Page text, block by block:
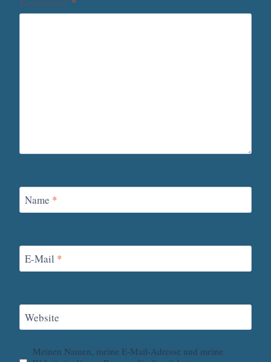
Name *
E-Mail *
Website
Meinen Namen, meine E-Mail-Adresse und meine